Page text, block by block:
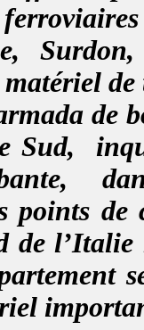
Surdon,
de
Sud,
points
de